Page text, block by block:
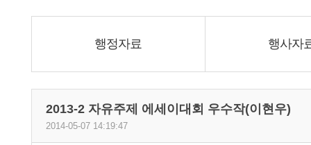
행정자료 행사자
2013-2 자유주제 에세이대회 우수작(이현우)
2014-05-07 14:19:47